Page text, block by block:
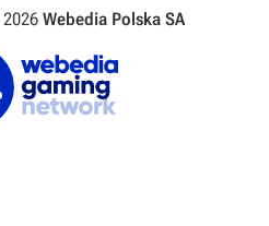
2026 Webedia Polska SA